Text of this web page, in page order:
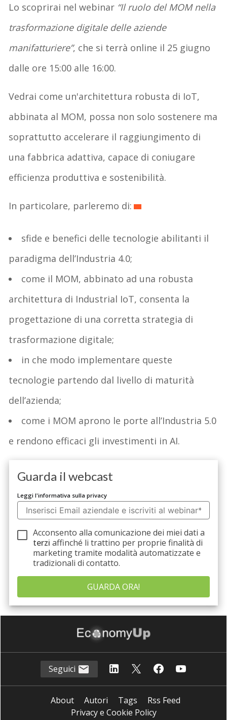
Lo scoprirai nel webinar “Il ruolo del MOM nella
trasformazione digitale delle aziende
manifatturiere”, che si terrà online il 25 giugno
dalle ore 15:00 alle 16:00.
Vedrai come un'architettura robusta di IoT,
abbinata al MOM, possa non solo sostenere ma
soprattutto accelerare il raggiungimento di
una fabbrica adattiva, capace di coniugare
efficienza produttiva e sostenibilità.
In particolare, parleremo di:
sfide e benefici delle tecnologie abilitanti il
paradigma dell’Industria 4.0;
come il MOM, abbinato ad una robusta
architettura di Industrial IoT, consenta la
progettazione di una corretta strategia di
trasformazione digitale;
in che modo implementare queste
tecnologie partendo dal livello di maturità
dell’azienda;
come i MOM aprono le porte all’Industria 5.0
e rendono efficaci gli investimenti in AI.
Guarda il webcast
Leggi l'informativa sulla privacy
Acconsento alla comunicazione dei miei dati a
terzi affinché li trattino per proprie finalità di
marketing tramite modalità automatizzate e
tradizionali di contatto.
Seguici
About Autori Tags
Rss Feed
Privacy e Cookie Policy